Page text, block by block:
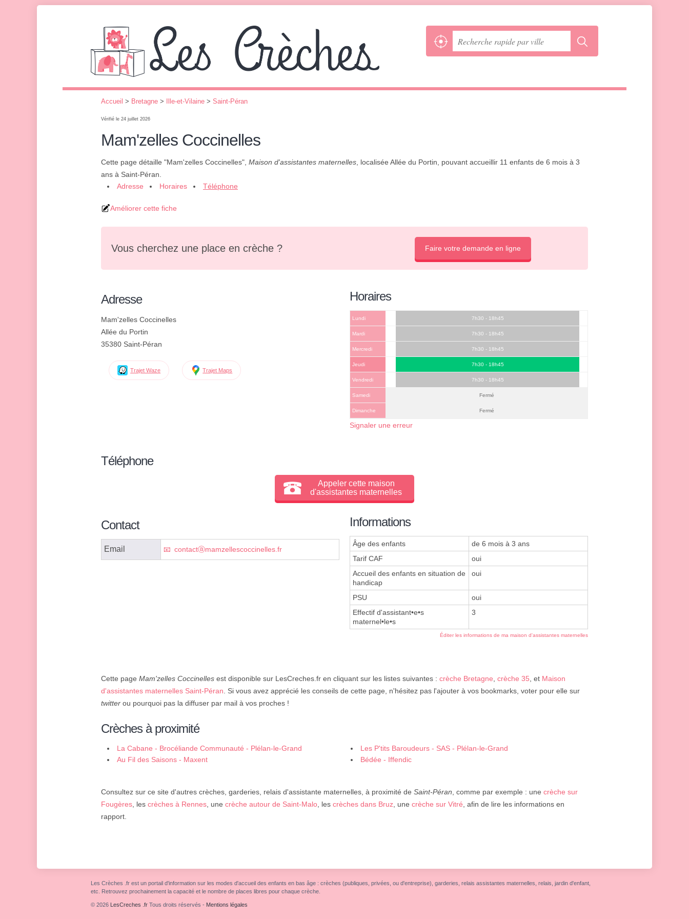
Accueil > Bretagne > Ille-et-Vilaine > Saint-Péran
Vérifié le 24 juillet 2026
Mam'zelles Coccinelles
Cette page détaille "Mam'zelles Coccinelles", Maison d'assistantes maternelles , localisée Allée du Portin, pouvant accueillir 11 enfants de 6 mois à 3
ans à Saint-Péran.
Adresse
Horaires Téléphone
Améliorer cette fiche
Vous cherchez une place en crèche ? Faire votre demande en ligne
Adresse
Mam'zelles Coccinelles
Allée du Portin
35380 Saint-Péran
Trajet Waze Trajet Maps
Horaires
Lundi 7h30 - 18h45
Mardi 7h30 - 18h45
Mercredi 7h30 - 18h45
Jeudi 7h30 - 18h45
Vendredi 7h30 - 18h45
Samedi Fermé
Dimanche Fermé
Signaler une erreur
Téléphone
Appeler cette maison
d'assistantes maternelles
Contact
Email contactⓐmamzellescoccinelles.fr
Informations
Âge des enfants
de 6 mois à 3 ans
Tarif CAF
oui
Accueil des enfants en situation de
handicap
oui
PSU
oui
Effectif d'assistant•e•s
maternel•le•s
3
Éditer les informations de ma maison d'assistantes maternelles
Cette page Mam'zelles Coccinelles est disponible sur LesCreches.fr en cliquant sur les listes suivantes : crèche Bretagne crèche 35 , et Maison
d'assistantes maternelles Saint-Péran . Si vous avez apprécié les conseils de cette page, n'hésitez pas l'ajouter à vos bookmarks, voter pour elle sur
twitter ou pourquoi pas la diffuser par mail à vos proches !
Crèches à proximité
La Cabane - Brocéliande Communauté - Plélan-le-Grand
Les P'tits Baroudeurs - SAS - Plélan-le-Grand
Au Fil des Saisons - Maxent
Bédée - Iffendic
Consultez sur ce site d'autres crèches, garderies, relais d'assistante maternelles, à proximité de Saint-Péran , comme par exemple : une crèche sur
Fougères , les crèches à Rennes , une crèche autour de Saint-Malo , les crèches dans Bruz , une crèche sur Vitré , afin de lire les informations en
rapport.
Les Crèches .fr est un portail d'information sur les modes d'accueil des enfants en bas âge : crèches (publiques, privées, ou d'entreprise), garderies, relais assistantes maternelles, relais, jardin d'enfant,
etc. Retrouvez prochainement la capacité et le nombre de places libres pour chaque crèche.
© 2026 LesCreches .fr Tous droits réservés - Mentions légales